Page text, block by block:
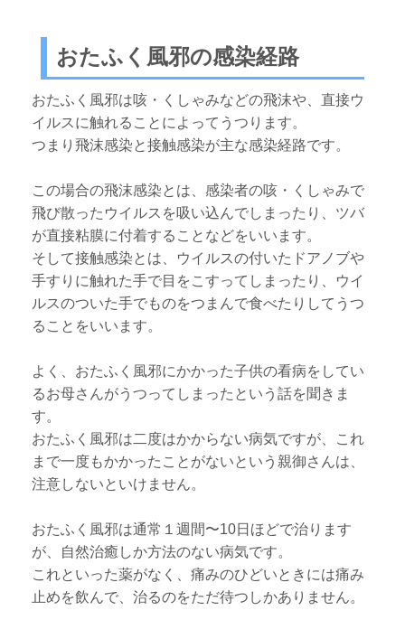
おたふく風邪の感染経路
おたふく風邪は咳・くしゃみなどの飛沫や、直接ウ
イルスに触れることによってうつります。
つまり飛沫感染と接触感染が主な感染経路です。
この場合の飛沫感染とは、感染者の咳・くしゃみで
飛び散ったウイルスを吸い込んでしまったり、ツバ
が直接粘膜に付着することなどをいいます。
そして接触感染とは、ウイルスの付いたドアノブや
手すりに触れた手で目をこすってしまったり、ウイ
ルスのついた手でものをつまんで食べたりしてうつ
ることをいいます。
よく、おたふく風邪にかかった子供の看病をしてい
るお母さんがうつってしまったという話を聞きま
す。
おたふく風邪は二度はかからない病気ですが、これ
まで一度もかかったことがないという親御さんは、
注意しないといけません。
おたふく風邪は通常１週間〜10日ほどで治ります
が、自然治癒しか方法のない病気です。
これといった薬がなく、痛みのひどいときには痛み
止めを飲んで、治るのをただ待つしかありません。